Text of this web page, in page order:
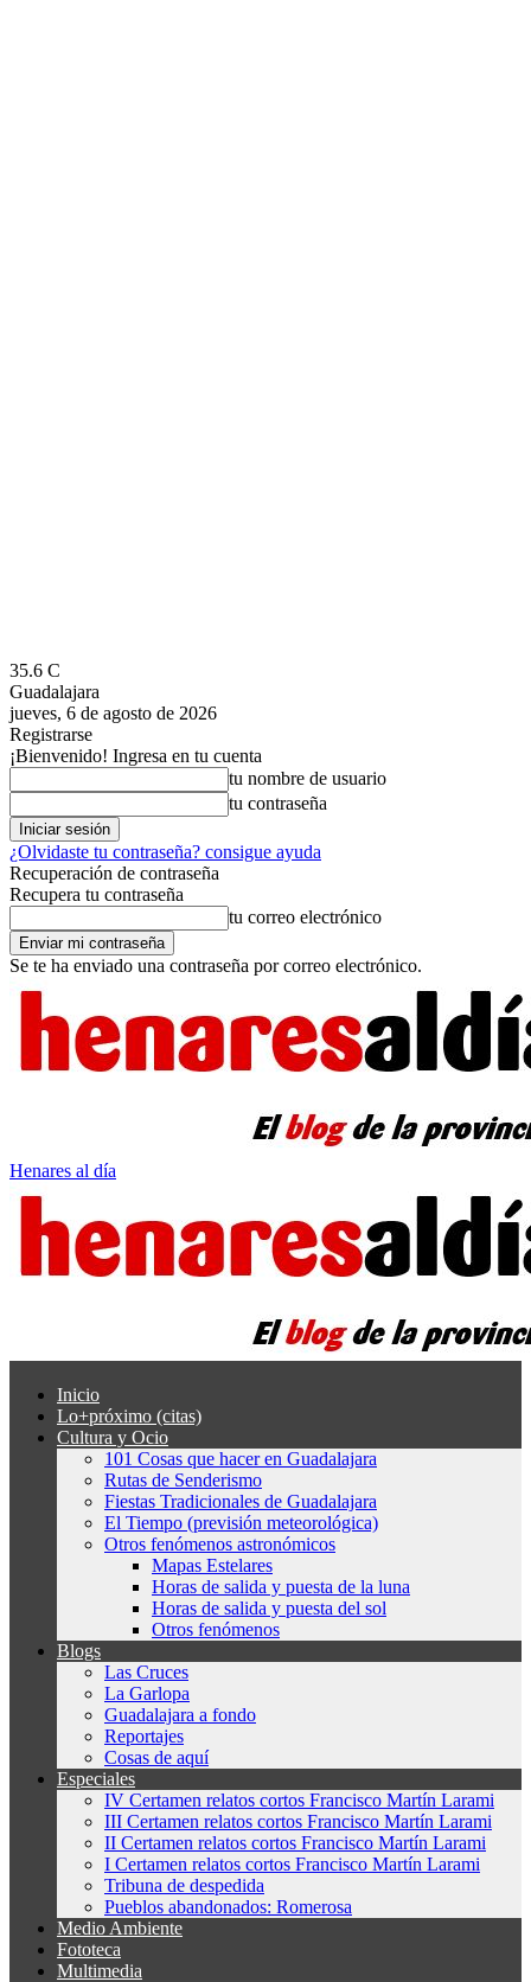
35.6 C
Guadalajara
jueves, 6 de agosto de 2026
Registrarse
¡Bienvenido! Ingresa en tu cuenta
tu nombre de usuario
tu contraseña
¿Olvidaste tu contraseña? consigue ayuda
Recuperación de contraseña
Recupera tu contraseña
tu correo electrónico
Se te ha enviado una contraseña por correo electrónico.
Henares al día
Inicio
Lo+próximo (citas)
Cultura y Ocio
101 Cosas que hacer en Guadalajara
Rutas de Senderismo
Fiestas Tradicionales de Guadalajara
El Tiempo (previsión meteorológica)
Otros fenómenos astronómicos
Mapas Estelares
Horas de salida y puesta de la luna
Horas de salida y puesta del sol
Otros fenómenos
Blogs
Las Cruces
La Garlopa
Guadalajara a fondo
Reportajes
Cosas de aquí
Especiales
IV Certamen relatos cortos Francisco Martín Larami
III Certamen relatos cortos Francisco Martín Larami
II Certamen relatos cortos Francisco Martín Larami
I Certamen relatos cortos Francisco Martín Larami
Tribuna de despedida
Pueblos abandonados: Romerosa
Medio Ambiente
Fototeca
Multimedia